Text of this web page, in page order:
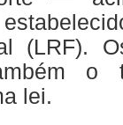
(LRF).
lei.